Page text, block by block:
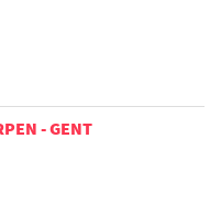
- GENT